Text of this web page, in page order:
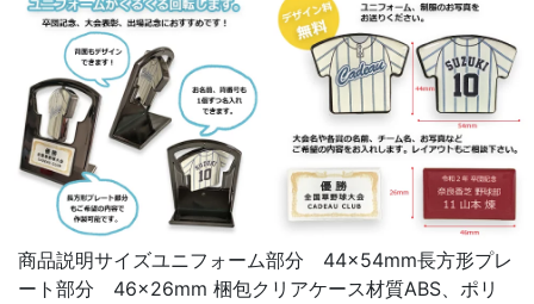
商品説明サイズユニフォーム部分 44×54mm長方形プレ
ート部分 46×26mm 梱包クリアケース材質ABS、ポリ